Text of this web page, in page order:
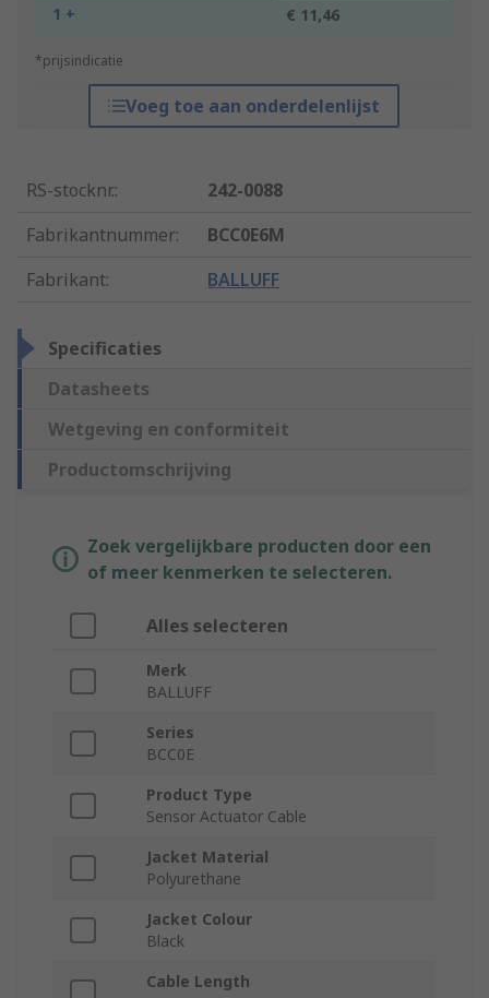
1 + € 11,46
*prijsindicatie
Voeg toe aan onderdelenlijst
RS-stocknr.:
242-0088
Fabrikantnummer:
BCC0E6M
Fabrikant: BALLUFF
Specificaties
Datasheets
Wetgeving en conformiteit
Productomschrijving
Zoek vergelijkbare producten door een
of meer kenmerken te selecteren.
Alles selecteren
Merk
BALLUFF
Series
BCC0E
Product Type
Sensor Actuator Cable
Jacket Material
Polyurethane
Jacket Colour
Black
Cable Length